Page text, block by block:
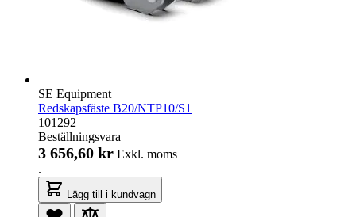
SE Equipment
Redskapsfäste B20/NTP10/S1
101292
Beställningsvara
3 656,60 kr Exkl. moms
.
Lägg till i kundvagn